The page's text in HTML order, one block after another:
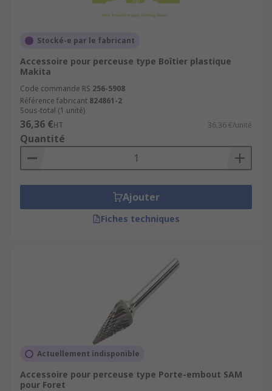
Stocké-e par le fabricant
Accessoire pour perceuse type Boîtier plastique
Makita
Code commande RS 256-5908
Référence fabricant 824861-2
Sous-total (1 unité)
36,36 €HT 36,36 €/unité
Quantité
Ajouter
Fiches techniques
Actuellement indisponible
Accessoire pour perceuse type Porte-embout SAM
pour Foret